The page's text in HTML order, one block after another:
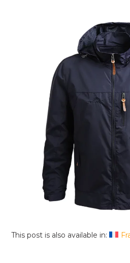
This post is also available in: